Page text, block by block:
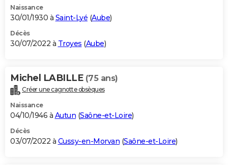
Naissance
30/01/1930 à Saint-Lyé (Aube)
Décès
30/07/2022 à Troyes (Aube)
Michel LABILLE (75 ans)
Créer une cagnotte obsèques
Naissance
04/10/1946 à Autun (Saône-et-Loire)
Décès
03/07/2022 à Cussy-en-Morvan (Saône-et-Loire)